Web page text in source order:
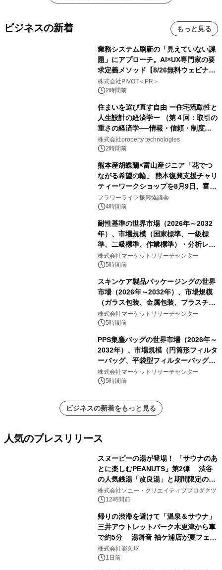
ビジネスの新着 もっと見る
業務システム刷新の「見えていない課
題」にアプローチ。AI×UX専門家の要
求定義メソッド【8/26無料ウェビナ
ー】株式会社PIVOT
株式会社PIVOT＜PR＞
2時間前
住まいを選び直す自由 ー住宅流動性と
人生設計の経済学ー （第４回：取引の
重さの経済学──情報・信頼・制度を
PropTechはどう組み替えるか）｜
PropTech-Lab
株式会社property technologies
2時間前
熊本産胡蝶蘭×富山産ジニア「花でつ
ながる希望の輪」 熊本復興支援チャリ
ティーワークショップを8月9日、富
山・射水で開催
フラワーライフ振興協議会
4時間前
耐性基準の世界市場（2026年～2032
年）、市場規模（国家標準、一級標
準、二級標準、作業標準）・分析レポ
ートを発表
株式会社マーケットリサーチセンター
5時間前
スキンケア製品パッケージングの世界
市場（2026年～2032年）、市場規模
（ガラス包装、金属包装、プラスチッ
ク包装、その他）・分析レポートを発
表
株式会社マーケットリサーチセンター
5時間前
PPS集塵バッグの世界市場（2026年～
2032年）、市場規模（円筒形フィルタ
ーバッグ、平袋型フィルターバッグ、
プリーツフィルターバッグ、その
他）・分析レポートを発表
株式会社マーケットリサーチセンター
5時間前
ビジネスの新着をもっと見る
人気のプレスリリース
スヌーピーの湯が登場！ 「サウナのあ
とに楽しむPEANUTS」第2弾 渋谷
の人気銭湯「改良湯」と期間限定のコ
ラボレーション サウナイキタイコラ
ボグッズも発売決定！
株式会社ソニー・クリエイティブプロダクツ
12時間前
帰りの渋滞を避けて「温泉＆サウナ」
三井アウトレットパーク木更津から車
で約5分 湯舞音 袖ケ浦店が夏フェア
メニューを提供
株式会社楽久屋
1日前